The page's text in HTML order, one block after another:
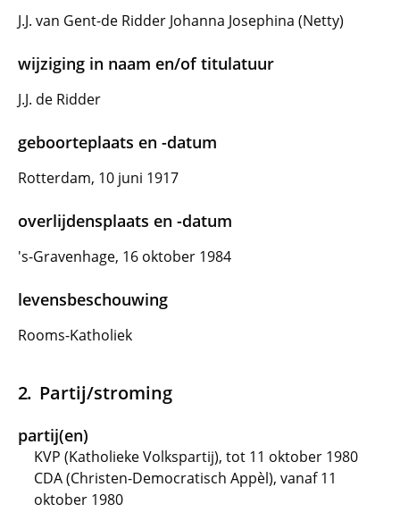
J.J. van Gent-de Ridder Johanna Josephina (Netty)
wijziging in naam en/of titulatuur
J.J. de Ridder
geboorteplaats en -datum
Rotterdam, 10 juni 1917
overlijdensplaats en -datum
's-Gravenhage, 16 oktober 1984
levensbeschouwing
Rooms-Katholiek
Partij/stroming
partij(en)
KVP (Katholieke Volkspartij), tot 11 oktober 1980
CDA (Christen-Democratisch Appèl), vanaf 11
oktober 1980